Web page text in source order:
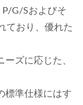
P/G/Sおよびそ
ており、優れた
ズに応じた、
標準仕様にはす